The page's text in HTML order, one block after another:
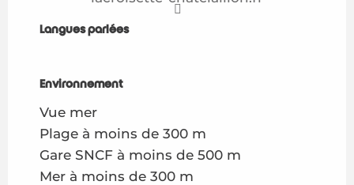
Langues parlées
Langues parlées
Environnement
Environnement
Vue mer
Plage à moins de 300 m
Gare SNCF à moins de 500 m
Mer à moins de 300 m